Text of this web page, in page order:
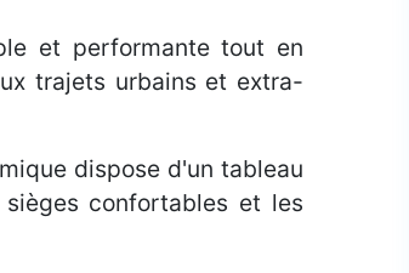
et performante tout en
trajets urbains et extra-
dispose d'un tableau
confortables et les